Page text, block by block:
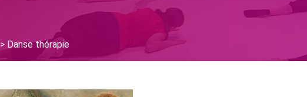
> Danse thérapie